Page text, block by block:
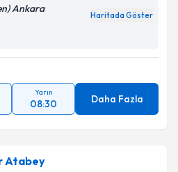
Ankara
Haritada Göster
Yarın
08:30 Daha Fazla
Atabey